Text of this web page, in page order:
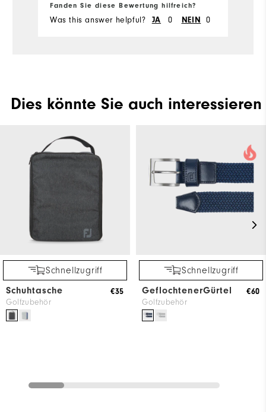
Fanden Sie diese Bewertung hilfreich?
Was this answer helpful? JA 0 NEIN 0
Dies könnte Sie auch interessieren
Schnellzugriff
Schuhtasche
Golfzubehör
€35
Schnellzugriff
GeflochtenerGürtel
Golfzubehör
€60